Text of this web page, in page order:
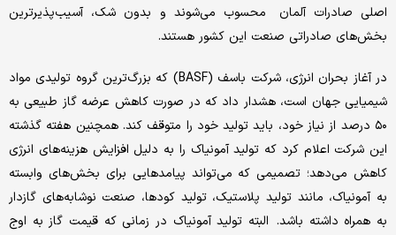
اصلی صادرات آلمان محسوب می‌شوند و بدون شک، آسیب‌پذیرترین
بخش‌های صادراتی صنعت این کشور هستند.
در آغاز بحران انرژی، شرکت باسف (BASF) که بزرگ‌ترین گروه تولیدی مواد
شیمیایی جهان است، هشدار داد که در صورت کاهش عرضه گاز طبیعی به
۵۰ درصد از نیاز خود، باید تولید خود را متوقف کند. همچنین هفته گذشته
این شرکت اعلام کرد که تولید آمونیاک را به دلیل افزایش هزینه‌های انرژی
کاهش می‌دهد؛ تصمیمی که می‌تواند پیامدهایی برای بخش‌های وابسته
به آمونیاک، مانند تولید پلاستیک، تولید کودها، صنعت نوشابه‌های گازدار
به همراه داشته باشد. البته تولید آمونیاک در زمانی که قیمت گاز به اوج